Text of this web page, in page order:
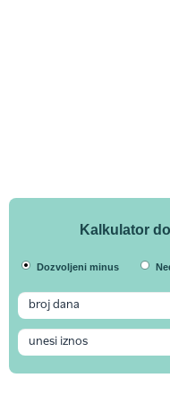
Kalkulator
Dozvoljeni minus